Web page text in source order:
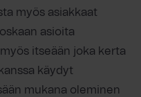
myös asiakkaat
asioita
itseään joka kerta
käydyt
mukana oleminen